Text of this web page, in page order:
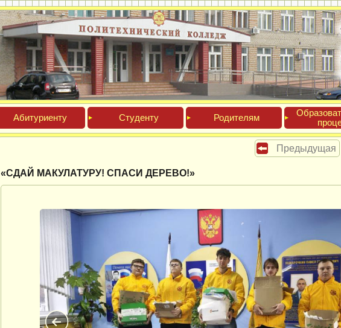
Аби­тури­ен­ту Сту­ден­ту Роди­телям
Предыдущая
«СДАЙ МАКУЛАТУРУ! СПАСИ ДЕРЕВО!»